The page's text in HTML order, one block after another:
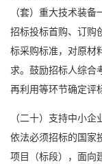
（套）重大技术装
招标投标首购、订购
标采购标准，对原材
求。鼓励招标人综合
再利用等环节确定评
（二十）支持中小
依法必须招标的国家
项目（标段），面向